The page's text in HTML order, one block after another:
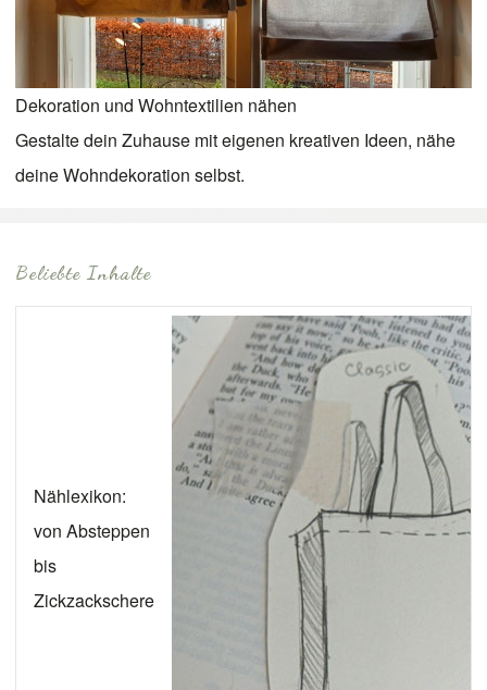
Beliebte Inhalte
Nählexikon:
von Absteppen
bis
Zickzackschere
Dekoration und Wohntextilien nähen
Gestalte dein Zuhause mit eigenen kreativen Ideen, nähe
deine Wohndekoration selbst.